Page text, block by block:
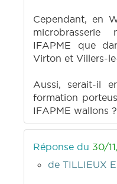
Cependant, en
IFAPME que
Virton et Villers-
Aussi, serait-il
formation
IFAPME wallons ?
Réponse du 30/
de TILLIEUX